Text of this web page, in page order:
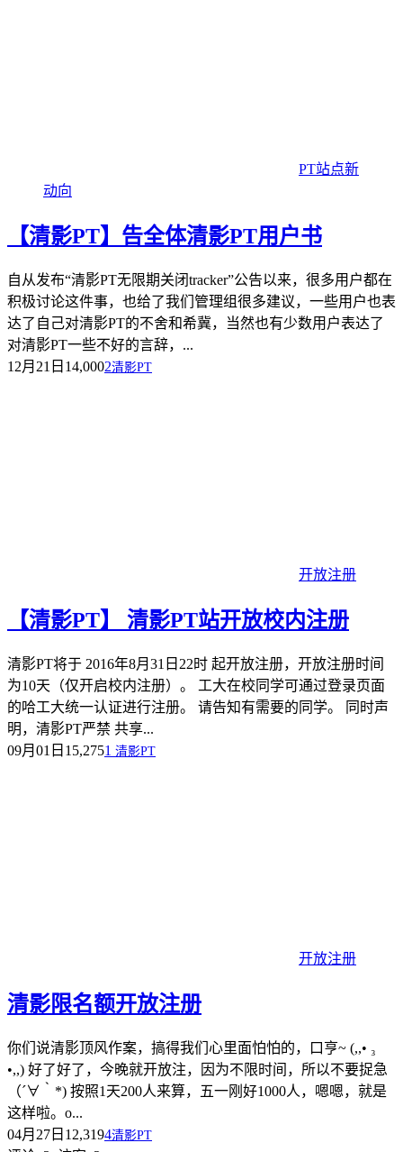
PT站点新
动向
【清影PT】告全体清影PT用户书
自从发布“清影PT无限期关闭tracker”公告以来，很多用户都在
积极讨论这件事，也给了我们管理组很多建议，一些用户也表
达了自己对清影PT的不舍和希冀，当然也有少数用户表达了
对清影PT一些不好的言辞，...
12月21日 14,0002清影PT
开放注册
【清影PT】 清影PT站开放校内注册
清影PT将于 2016年8月31日22时 起开放注册，开放注册时间
为10天（仅开启校内注册）。 工大在校同学可通过登录页面
的哈工大统一认证进行注册。 请告知有需要的同学。 同时声
明，清影PT严禁 共享...
09月01日 15,2751 清影PT
开放注册
清影限名额开放注册
你们说清影顶风作案，搞得我们心里面怕怕的，口亨~ (,,• ₃
•,,) 好了好了，今晚就开放注，因为不限时间，所以不要捉急
（´∀｀*) 按照1天200人来算，五一刚好1000人，嗯嗯，就是
这样啦。o...
04月27日 12,3194清影PT